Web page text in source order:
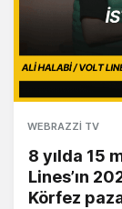
WEBRAZZI TV
8 yılda 15
Lines’ın
Körfez